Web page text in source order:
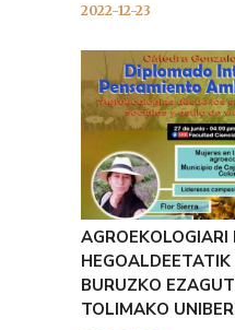
2022-12-23
AGROEKOLOGIARI
BURUZKO
TOLIMAKO